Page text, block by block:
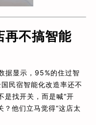
再不搞智能
据显示，95%的住过智
民宿智能化改造率还不
是找开关，而是喊“开
他们立马觉得“这店太